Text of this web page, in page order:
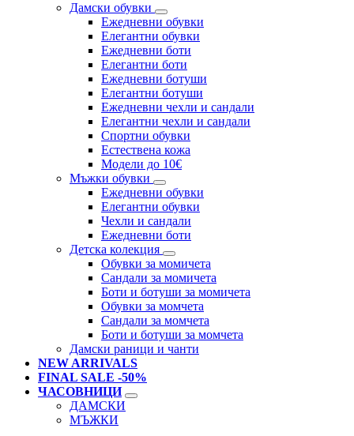
Дамски обувки
Eжедневни обувки
Eлегантни обувки
Eжедневни боти
Eлегантни боти
Eжедневни ботуши
Eлегантни ботуши
Ежедневни чехли и сандали
Елегантни чехли и сандали
Спортни обувки
Естествена кожа
Модели до 10€
Мъжки обувки
Ежедневни обувки
Елегантни обувки
Чехли и сандали
Ежедневни боти
Детска колекция
Обувки за момичета
Сандали за момичета
Боти и ботуши за момичета
Обувки за момчета
Сандали за момчета
Боти и ботуши за момчета
Дамски раници и чанти
NEW ARRIVALS
FINAL SALE -50%
ЧАСОВНИЦИ
ДАМСКИ
МЪЖКИ